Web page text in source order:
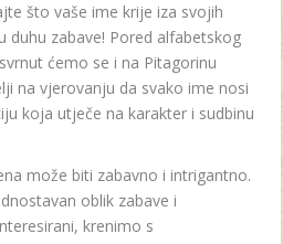
što vaše ime krije iza svojih
duhu zabave! Pored alfabetskog
ćemo se i na Pitagorinu
na vjerovanju da svako ime nosi
koja utječe na karakter i sudbinu
može biti zabavno i intrigantno.
oblik zabave i
krenimo s